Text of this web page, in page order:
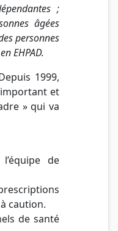
;
âgées
personnes
EHPAD.
1999,
et
» qui va
de
caution.
de santé